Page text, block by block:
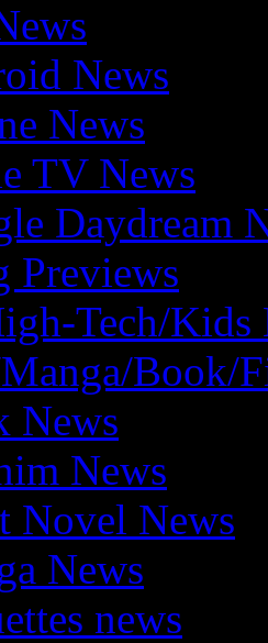
News
News
TV News
Daydream
Previews
Tech/Kids
Book/
News
News
Novel News
News
news